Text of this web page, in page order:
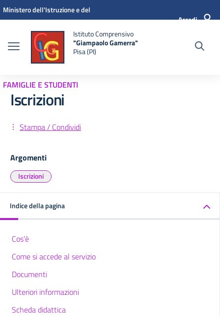
Vai ai contenuti
Vai al menu di navigazione
Vai al footer
Ministero dell'Istruzione e del
Accedi
Istituto Comprensivo
"Giampaolo Gamerra"
Pisa (PI)
FAMIGLIE E STUDENTI
Iscrizioni
Stampa / Condividi
Argomenti
Iscrizioni
Indice della pagina
Cos'è
Come si accede al servizio
Documenti
Ulteriori informazioni
Scheda didattica